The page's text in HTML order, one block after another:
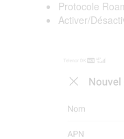
Protocole
Activer/